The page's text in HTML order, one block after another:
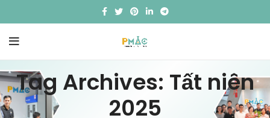
Tag Archives: Tất niên
2025